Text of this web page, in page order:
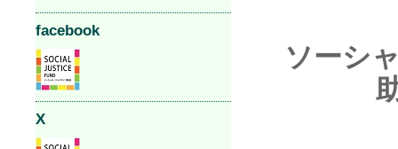
ソーシ
facebook
X